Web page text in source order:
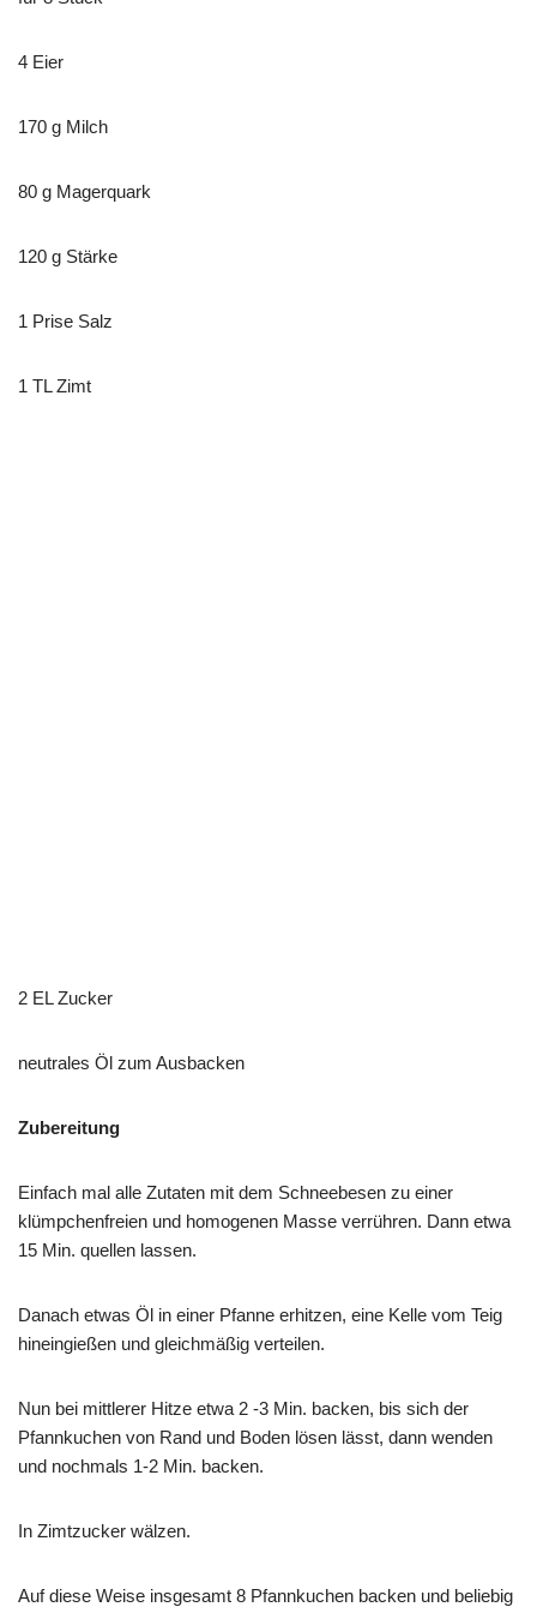
4 Eier
170 g Milch
80 g Magerquark
120 g Stärke
1 Prise Salz
1 TL Zimt
2 EL Zucker
neutrales Öl zum Ausbacken
Zubereitung
Einfach mal alle Zutaten mit dem Schneebesen zu einer
klümpchenfreien und homogenen Masse verrühren. Dann etwa
15 Min. quellen lassen.
Danach etwas Öl in einer Pfanne erhitzen, eine Kelle vom Teig
hineingießen und gleichmäßig verteilen.
Nun bei mittlerer Hitze etwa 2 -3 Min. backen, bis sich der
Pfannkuchen von Rand und Boden lösen lässt, dann wenden
und nochmals 1-2 Min. backen.
In Zimtzucker wälzen.
Auf diese Weise insgesamt 8 Pfannkuchen backen und beliebig